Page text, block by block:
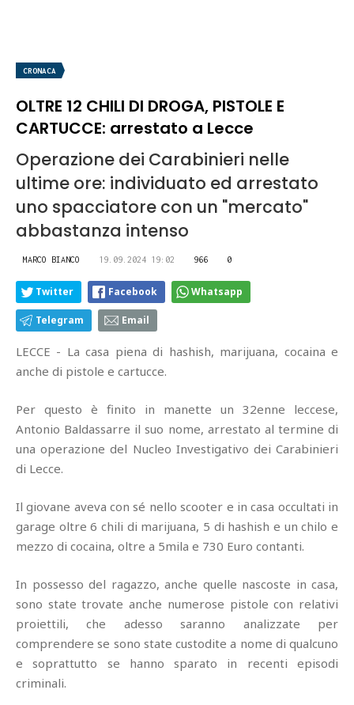
CRONACA
OLTRE 12 CHILI DI DROGA, PISTOLE E
CARTUCCE: arrestato a Lecce
Operazione dei Carabinieri nelle
ultime ore: individuato ed arrestato
uno spacciatore con un "mercato"
abbastanza intenso
MARCO BIANCO 19.09.2024 19:02 966 0
Twitter Facebook Whatsapp
Telegram Email
LECCE - La casa piena di hashish, marijuana, cocaina e
anche di pistole e cartucce.
Per questo è finito in manette un 32enne leccese,
Antonio Baldassarre il suo nome, arrestato al termine di
una operazione del Nucleo Investigativo dei Carabinieri
di Lecce.
Il giovane aveva con sé nello scooter e in casa occultati in
garage oltre 6 chili di marijuana, 5 di hashish e un chilo e
mezzo di cocaina, oltre a 5mila e 730 Euro contanti.
In possesso del ragazzo, anche quelle nascoste in casa,
sono state trovate anche numerose pistole con relativi
proiettili, che adesso saranno analizzate per
comprendere se sono state custodite a nome di qualcuno
e soprattutto se hanno sparato in recenti episodi
criminali.